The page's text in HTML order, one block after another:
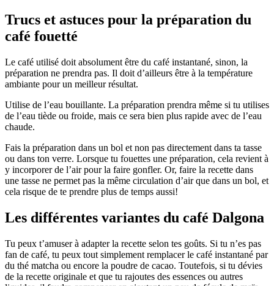
Trucs et astuces pour la préparation du
café fouetté
Le café utilisé doit absolument être du café instantané, sinon, la
préparation ne prendra pas. Il doit d’ailleurs être à la température
ambiante pour un meilleur résultat.
Utilise de l’eau bouillante. La préparation prendra même si tu utilises
de l’eau tiède ou froide, mais ce sera bien plus rapide avec de l’eau
chaude.
Fais la préparation dans un bol et non pas directement dans ta tasse
ou dans ton verre. Lorsque tu fouettes une préparation, cela revient à
y incorporer de l’air pour la faire gonfler. Or, faire la recette dans
une tasse ne permet pas la même circulation d’air que dans un bol, et
cela risque de te prendre plus de temps aussi!
Les différentes variantes du café Dalgona
Tu peux t’amuser à adapter la recette selon tes goûts. Si tu n’es pas
fan de café, tu peux tout simplement remplacer le café instantané par
du thé matcha ou encore la poudre de cacao. Toutefois, si tu dévies
de la recette originale et que tu rajoutes des essences ou autres